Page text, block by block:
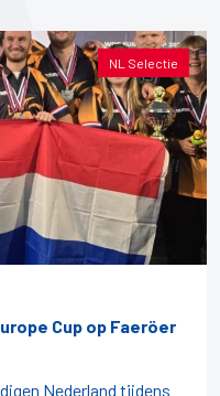
NL Selectie
Cup op Faeröer
Nederland tijdens